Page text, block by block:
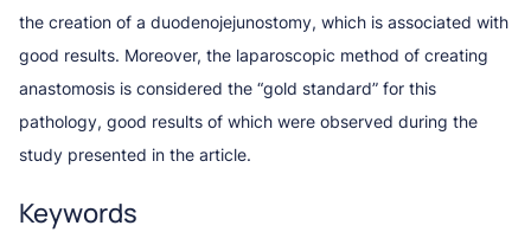
the creation of a duodenojejunostomy, which is associated with
good results. Moreover, the laparoscopic method of creating
anastomosis is considered the “gold standard” for this
pathology, good results of which were observed during the
study presented in the article.
Keywords